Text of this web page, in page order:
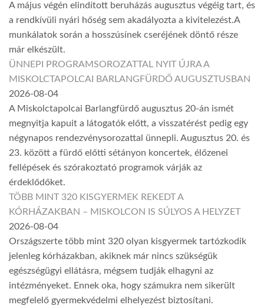
A május végén elindított beruházás augusztus végéig tart, és
a rendkívüli nyári hőség sem akadályozta a kivitelezést.A
munkálatok során a hosszúsínek cseréjének döntő része
már elkészült.
ÜNNEPI PROGRAMSOROZATTAL NYIT ÚJRA A
MISKOLCTAPOLCAI BARLANGFÜRDŐ AUGUSZTUSBAN
2026-08-04
A Miskolctapolcai Barlangfürdő augusztus 20-án ismét
megnyitja kapuit a látogatók előtt, a visszatérést pedig egy
négynapos rendezvénysorozattal ünnepli. Augusztus 20. és
23. között a fürdő előtti sétányon koncertek, élőzenei
fellépések és szórakoztató programok várják az
érdeklődőket.
TÖBB MINT 320 KISGYERMEK REKEDT A
KÓRHÁZAKBAN – MISKOLCON IS SÚLYOS A HELYZET
2026-08-04
Országszerte több mint 320 olyan kisgyermek tartózkodik
jelenleg kórházakban, akiknek már nincs szükségük
egészségügyi ellátásra, mégsem tudják elhagyni az
intézményeket. Ennek oka, hogy számukra nem sikerült
megfelelő gyermekvédelmi elhelyezést biztosítani.